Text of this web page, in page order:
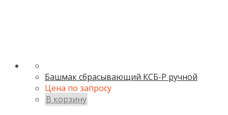
Башмак сбрасывающий КСБ-Р ручной
Цена по запросу
В корзину